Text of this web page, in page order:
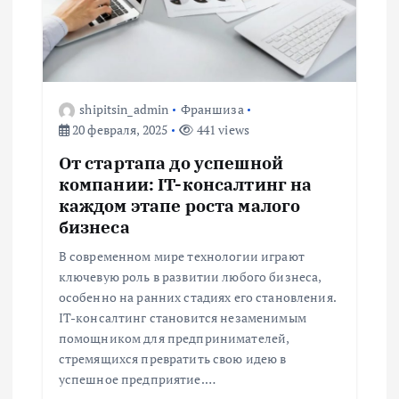
я
п
shipitsin_admin
Франшиза
20 февраля, 2025
441 views
От стартапа до успешной
компании: IT-консалтинг на
каждом этапе роста малого
бизнеса
В современном мире технологии играют
ключевую роль в развитии любого бизнеса,
особенно на ранних стадиях его становления.
IT-консалтинг становится незаменимым
помощником для предпринимателей,
стремящихся превратить свою идею в
успешное предприятие.…